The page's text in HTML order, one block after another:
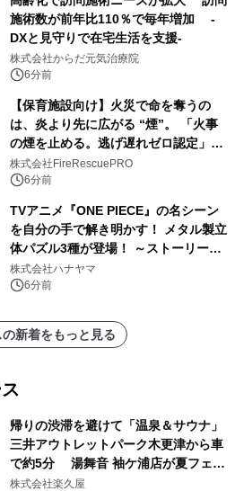
施術数が前年比110％で毎年増加 -
DXと見守りで在宅生活を支援-
株式会社からだ元気治療院
6分前
【保育施設向け】火災で命を奪うの
は、炎より先に広がる “煙”。 「火事
の煙を止める。逃げ遅れゼロ認定」提
供開始
株式会社FireRescuePRO
6分前
TVアニメ『ONE PIECE』の名シーン
を自分の手で解き明かす！ メタル製立
体パズル3種が登場！ ～ストーリーと
ギミックが融合した 大人の体験型パズ
ルが8月7日(金)12時より先行予約受付
株式会社ハナヤマ
6分前
の新着をもっと見る
帰りの渋滞を避けて「温泉＆サウナ」
三井アウトレットパーク木更津から車
で約5分 湯舞音 袖ケ浦店が夏フェア
メニューを提供
株式会社楽久屋